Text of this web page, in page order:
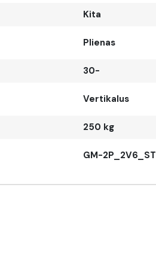
Kita
Plienas
30-
Vertikalus
250 kg
GM-2P_2V6_ST